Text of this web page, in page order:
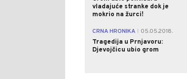
vladajuće stranke dok je
mokrio na žurci!
CRNA HRONIKA
05.05.2018.
Tragedija u Prnjavoru:
Djevojčicu ubio grom